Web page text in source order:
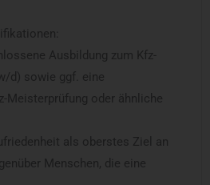
Ausbildung zum Kfz-
d) sowie ggf. eine
Meisterprüfung oder ähnliche
als oberstes Ziel an
Menschen, die eine